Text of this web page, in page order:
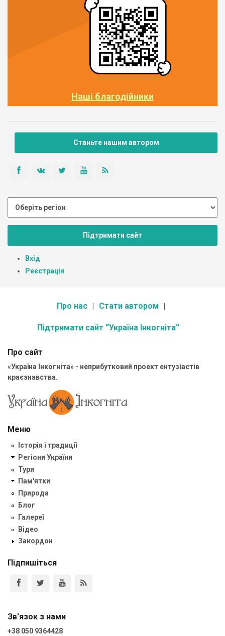
Наші благодійники
Станьте нашим автором
Підтримати сайт
Вхід
Реєстрація
Про нас Стати автором
Підтримати сайт “Україна Інкогніта”
Про сайт
«Україна Інкогніта» - неприбутковий проект ентузіастів
краєзнавства.
Меню
Історія і традиції
Регіони України
Тури
Пам'ятки
Природа
Блог
Галереї
Відео
Закордон
Підпишіться
Зв'язок з нами
+38 050 9364428